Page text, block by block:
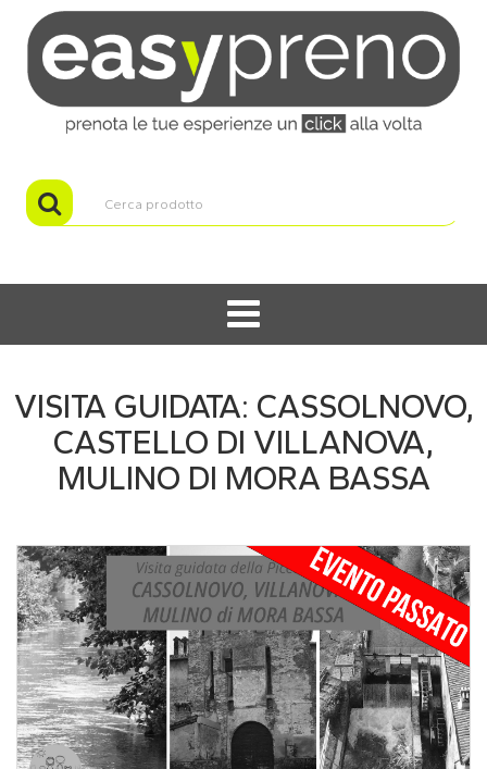
VISITA GUIDATA: CASSOLNOVO,
CASTELLO DI VILLANOVA,
MULINO DI MORA BASSA